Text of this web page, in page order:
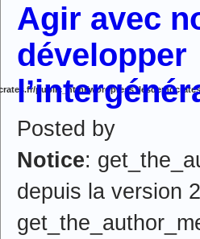
public_html/
Agir avec
développer
Posted by
Notice:
depuis la version